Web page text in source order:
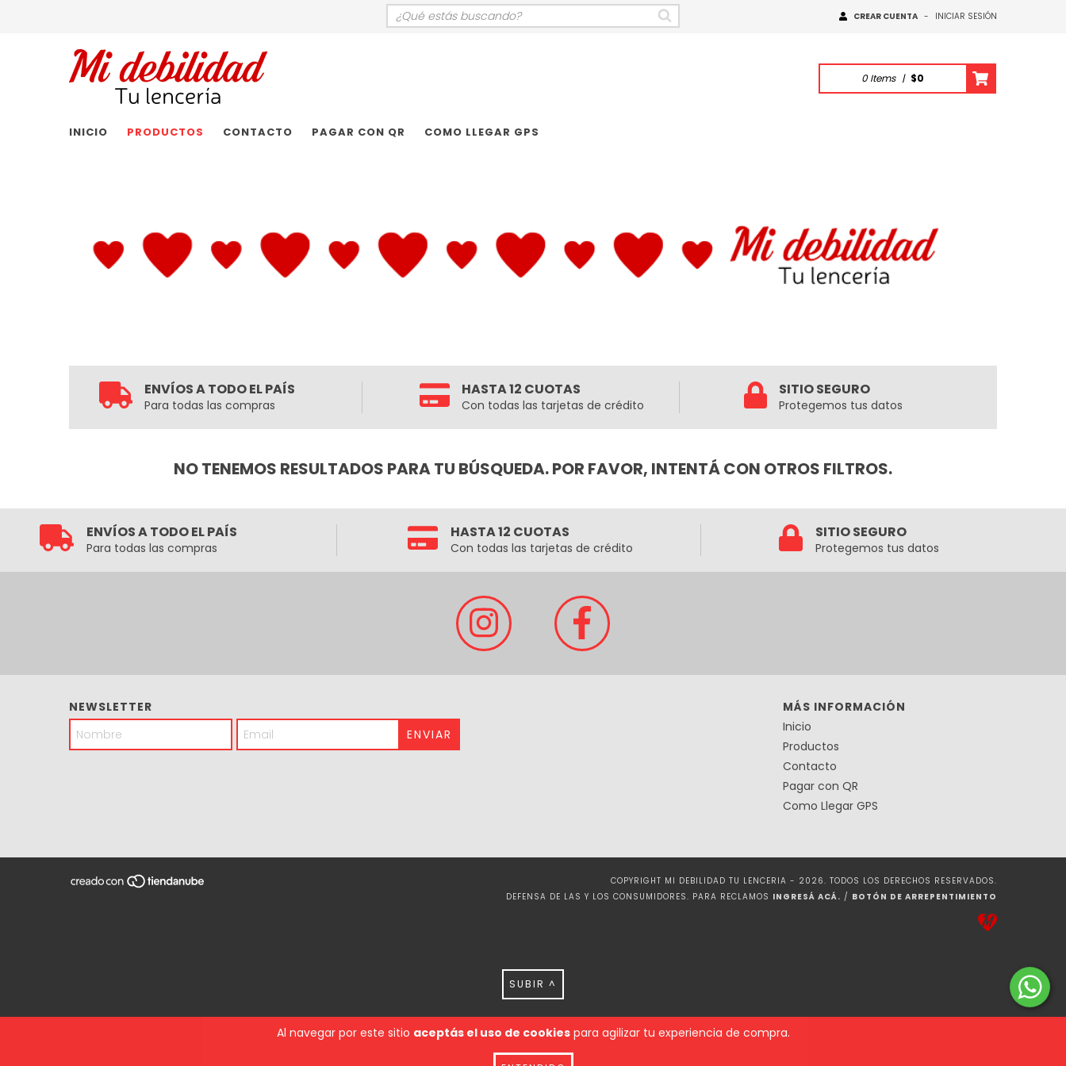
CREAR CUENTA - INICIAR SESIÓN
Al navegar por este sitio aceptás el uso de cookiespara agilizar tu experiencia de compra.
0Items | $0
INICIO PRODUCTOS CONTACTO PAGAR CON QR COMO LLEGAR GPS
ENVÍOS A TODO EL PAÍS
Para todas las compras
HASTA 12 CUOTAS
Con todas las tarjetas de crédito
SITIO SEGURO
Protegemos tus datos
NO TENEMOS RESULTADOS PARA TU BÚSQUEDA. POR FAVOR, INTENTÁ CON OTROS FILTROS.
ENVÍOS A TODO EL PAÍS
Para todas las compras
HASTA 12 CUOTAS
Con todas las tarjetas de crédito
SITIO SEGURO
Protegemos tus datos
NEWSLETTER
MÁS INFORMACIÓN
Inicio
Productos
Contacto
Pagar con QR
Como Llegar GPS
COPYRIGHT MI DEBILIDAD TU LENCERIA - 2026. TODOS LOS DERECHOS RESERVADOS.
DEFENSA DE LAS Y LOS CONSUMIDORES. PARA RECLAMOS INGRESÁ ACÁ. / BOTÓN DE ARREPENTIMIENTO
SUBIR ^